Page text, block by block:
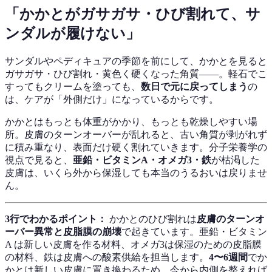
「かかとがガサガサ・ひび割れて、サ
ンダルが履けない」
サンダルやペディキュアの季節を前にして、かかとを見ると
ガサガサ・ひび割れ・黄色く硬くなった角質——。軽石でこ
すってもクリームを塗っても、 数日で元に戻ってしまうの
は、ケアが「外側だけ」になっているからです。
かかとはもっとも体重がかかり、もっとも乾燥しやすい場
所。皮膚のターンオーバーが乱れると、古い角質が剥がれず
に積み重なり、表面だけ硬く割れていきます。分子栄養学の
視点で見ると、 亜鉛・ビタミンA・オメガ3・鉄が枯渇した
皮膚は、いくら外から保湿しても本当のうるおいは戻りませ
ん。
3行でわかるポイント： かかとのひび割れは皮膚のターンオ
ーバー異常と皮脂膜の崩壊で起きています。亜鉛・ビタミン
A は新しい皮膚を作る材料、オメガ3は保湿のための皮脂膜
の材料、鉄は皮膚への酸素供給を担当します。 4〜6週間でか
かとは新しい皮膚に置き換わるため、今から内側を整えれば